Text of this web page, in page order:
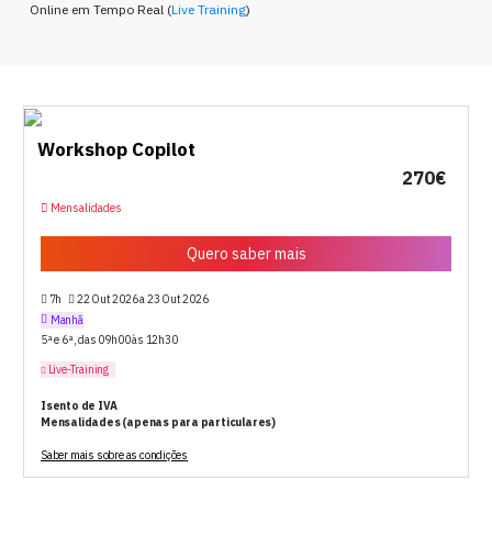
Online em Tempo Real (Live Training)
Workshop Copilot
270€
Mensalidades
Quero saber mais
7h
22 Out 2026 a 23 Out 2026
Manhã
5ª e 6ª, das 09h00 às 12h30
Live-Training
Isento de IVA
Mensalidades (apenas para particulares)
Saber mais sobre as condições